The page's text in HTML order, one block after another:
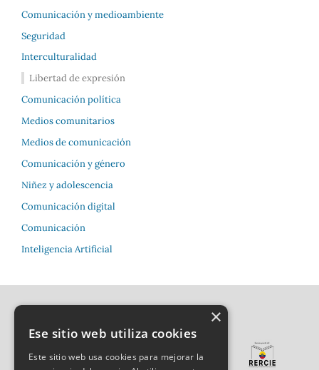
Comunicación y medioambiente
Seguridad
Interculturalidad
Libertad de expresión
Comunicación política
Medios comunitarios
Medios de comunicación
Comunicación y género
Niñez y adolescencia
Comunicación digital
Comunicación
Inteligencia Artificial
×
Ese sitio web utiliza cookies
Este sitio web usa cookies para mejorar la